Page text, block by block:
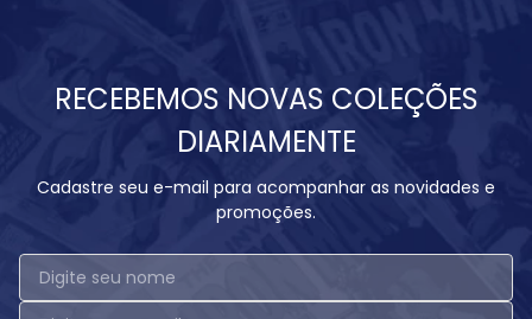
RECEBEMOS NOVAS COLEÇÕES
DIARIAMENTE
Cadastre seu e-mail para acompanhar as novidades e
promoções.